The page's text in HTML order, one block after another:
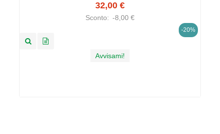
32,00 €
Sconto: -8,00 €
-20%
Avvisami!